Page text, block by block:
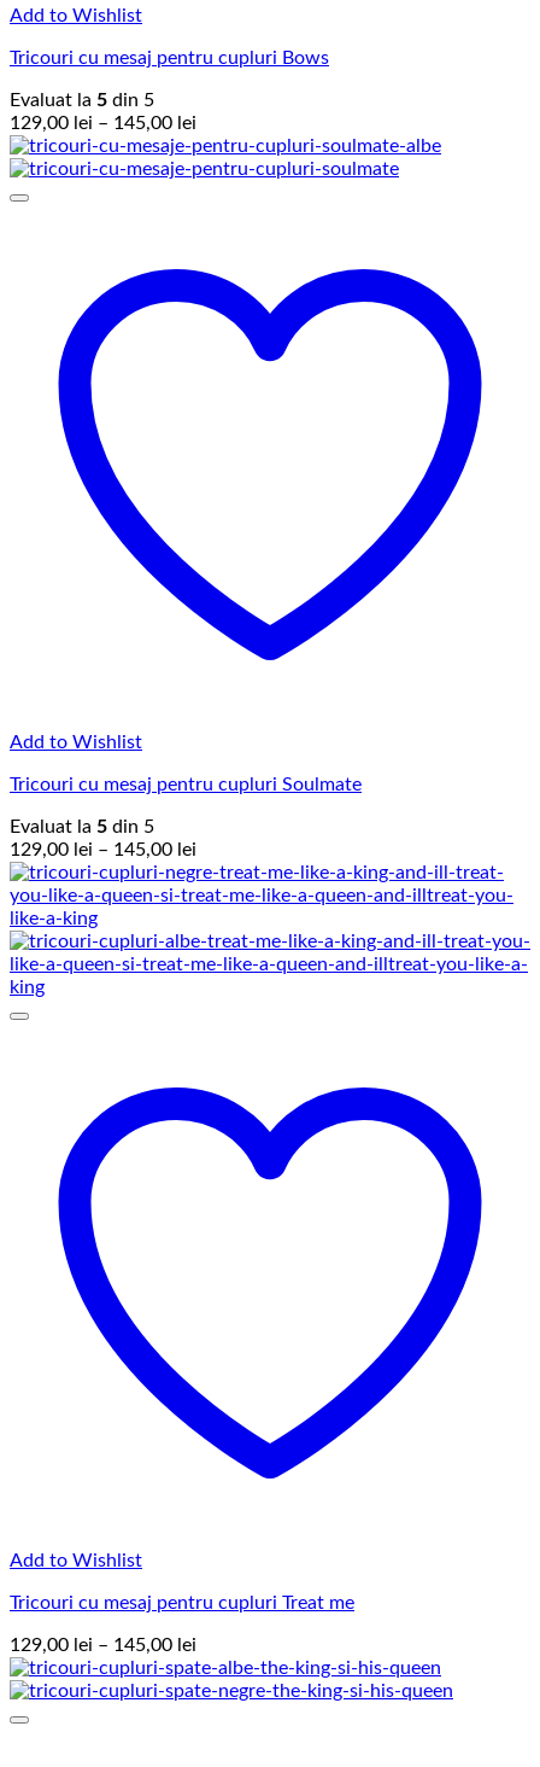
Add to Wishlist
Tricouri cu mesaj pentru cupluri Bows
Evaluat la 5 din 5
129,00 lei – 145,00 lei
de
prețuri:
Add to Wishlist
Tricouri cu mesaj pentru cupluri Soulmate
Evaluat la 5 din 5
129,00 lei – 145,00 lei
de
prețuri:
până
la
Add to Wishlist
Tricouri cu mesaj pentru cupluri Treat me
129,00 lei – 145,00 lei
de
prețuri: